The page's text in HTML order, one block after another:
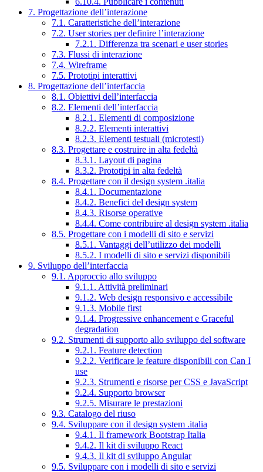
7. Progettazione dell’interazione
7.1. Caratteristiche dell’interazione
7.2. User stories per definire l’interazione
7.2.1. Differenza tra scenari e user stories
7.3. Flussi di interazione
7.4. Wireframe
7.5. Prototipi interattivi
8. Progettazione dell’interfaccia
8.1. Obiettivi dell’interfaccia
8.2. Elementi dell’interfaccia
8.2.1. Elementi di composizione
8.2.2. Elementi interattivi
8.2.3. Elementi testuali (microtesti)
8.3. Progettare e costruire in alta fedeltà
8.3.1. Layout di pagina
8.3.2. Prototipi in alta fedeltà
8.4. Progettare con il design system .italia
8.4.1. Documentazione
8.4.2. Benefici del design system
8.4.3. Risorse operative
8.4.4. Come contribuire al design system .italia
8.5. Progettare con i modelli di sito e servizi
8.5.1. Vantaggi dell’utilizzo dei modelli
8.5.2. I modelli di sito e servizi disponibili
9. Sviluppo dell’interfaccia
9.1. Approccio allo sviluppo
9.1.1. Attività preliminari
9.1.2. Web design responsivo e accessibile
9.1.3. Mobile first
9.1.4. Progressive enhancement e Graceful
degradation
9.2. Strumenti di supporto allo sviluppo del software
9.2.1. Feature detection
9.2.2. Verificare le feature disponibili con Can I
use
9.2.3. Strumenti e risorse per CSS e JavaScript
9.2.4. Supporto browser
9.2.5. Misurare le prestazioni
9.3. Catalogo del riuso
9.4. Sviluppare con il design system .italia
9.4.1. Il framework Bootstrap Italia
9.4.2. Il kit di sviluppo React
9.4.3. Il kit di sviluppo Angular
9.5. Sviluppare con i modelli di sito e servizi